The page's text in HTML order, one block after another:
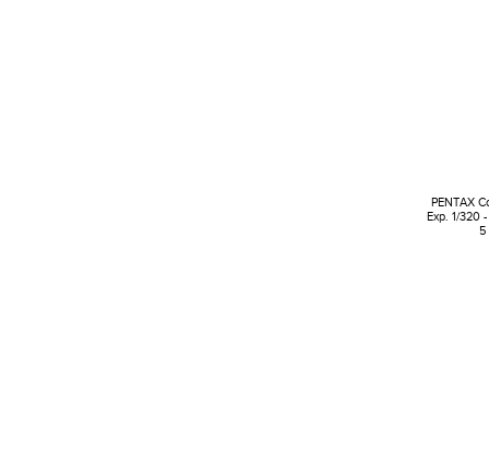
PENTAX
Exp. 1/320
5